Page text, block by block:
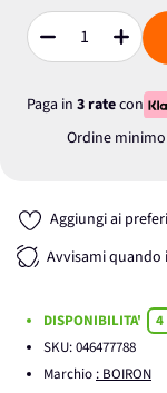
Quantità
Paga in 3 ratecon
Ordine minimo
Aggiungi ai
Avvisami quando
DISPONIBILITA'
4
SKU:046477788
Marchio : BOIRON